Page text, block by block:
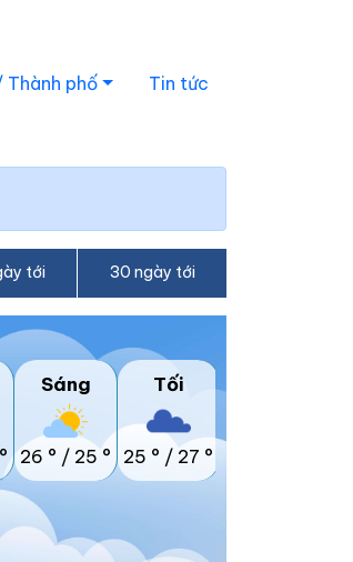
Thành phố Tin tức
tới 30 ngày tới
Sáng
26 ° / 25 °
Tối
25 ° / 27 °